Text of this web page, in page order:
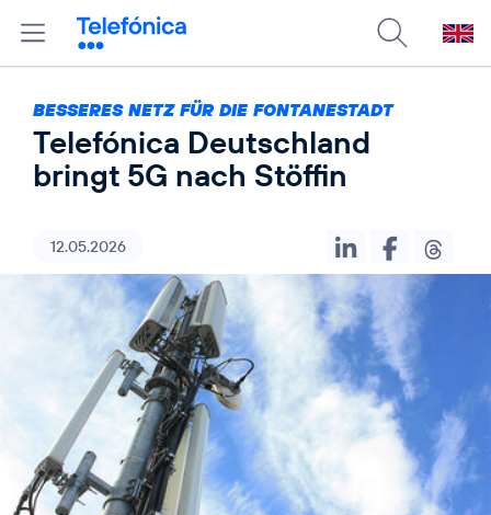
BESSERES NETZ FÜR DIE FONTANESTADT
Telefónica Deutschland
bringt 5G nach Stöffin
12.05.2026